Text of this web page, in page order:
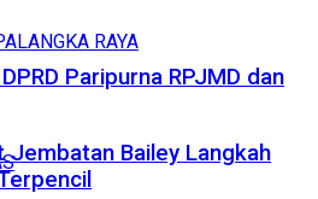
RAYA
Paripurna RPJMD dan
Jembatan Bailey Langkah